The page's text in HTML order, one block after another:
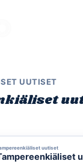
UUTISET
uutiset